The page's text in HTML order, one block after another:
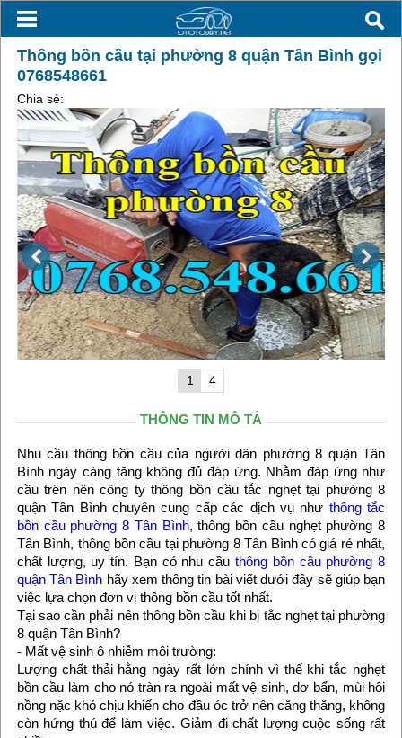
Thông bồn cầu tại phường 8 quận Tân Bình gọi
0768548661
Chia sẻ:
1 4
THÔNG TIN MÔ TẢ
Nhu cầu thông bồn cầu của người dân phường 8 quận Tân
Bình ngày càng tăng không đủ đáp ứng. Nhằm đáp ứng như
cầu trên nên công ty thông bồn cầu tắc nghẹt tại phường 8
quận Tân Bình chuyên cung cấp các dịch vụ như thông tắc
bồn cầu phường 8 Tân Bình, thông bồn cầu nghẹt phường 8
Tân Bình, thông bồn cầu tại phường 8 Tân Bình có giá rẻ nhất,
chất lượng, uy tín. Bạn có nhu cầuthông bồn cầu phường 8
quận Tân Bình hãy xem thông tin bài viết dưới đây sẽ giúp bạn
việc lựa chọn đơn vị thông bồn cầu tốt nhất.
Tại sao cần phải nên thông bồn cầu khi bị tắc nghẹt tại phường
8 quận Tân Bình?
- Mất vệ sinh ô nhiễm môi trường:
Lượng chất thải hằng ngày rất lớn chính vì thế khi tắc nghẹt
bồn cầu làm cho nó tràn ra ngoài mất vệ sinh, dơ bẩn, mùi hôi
nồng nặc khó chịu khiến cho đầu óc trở nên căng thăng, không
còn hứng thú để làm việc. Giảm đi chất lượng cuộc sống rất